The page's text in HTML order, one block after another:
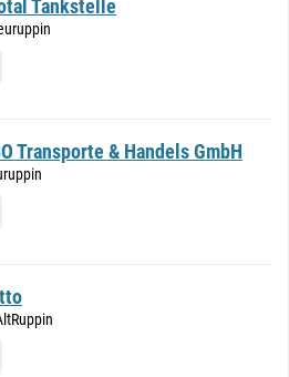
Tankstelle
Transporte & Handels GmbH